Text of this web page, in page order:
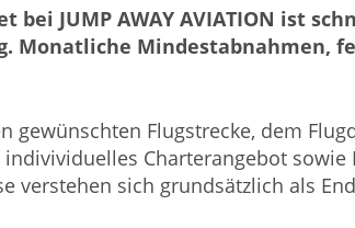
JUMP AWAY AVIATION ist
Mindestabnahmen,
gewünschten Flugstrecke, dem
Charterangebot
verstehen sich grundsätzlich als